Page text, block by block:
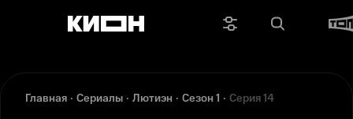
Главная Сериалы Лютиэн Сезон 1 Серия 14